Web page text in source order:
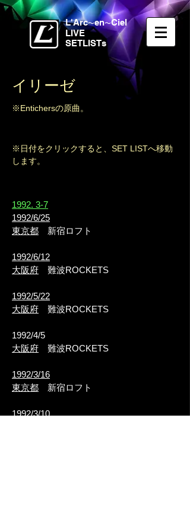
L'Arc〜en〜Ciel
LIVE
SETLISTs
イリーゼ
※Entichersの原曲。
※日付をクリックすると、SET LISTへ移動
します。
​1992. 3-7
1992/6/25
東京都 新宿ロフト
1992/6/12
大阪府 難波ROCKETS
1992/5/22
大阪府 難波ROCKETS
1992/4/5
大阪府 難波ROCKETS
1992/3/16
東京都 新宿ロフト
1992/3/10